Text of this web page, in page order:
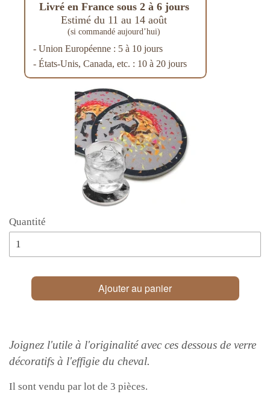
Livré en France sous 2 à 6 jours
Estimé du 11 au 14 août
(si commandé aujourd’hui)
- Union Européenne : 5 à 10 jours
- États-Unis, Canada, etc. : 10 à 20 jours
Quantité
Ajouter au panier
Joignez l'utile à l'originalité avec ces dessous de verre
décoratifs à l'effigie du cheval.
Il sont vendu par lot de 3 pièces.